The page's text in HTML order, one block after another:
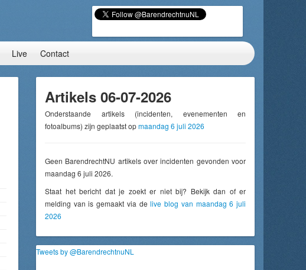
Live Contact
Artikels 06-07-2026
Onderstaande artikels (incidenten, evenementen en
fotoalbums) zijn geplaatst opmaandag 6 juli 2026
Geen BarendrechtNU artikels over incidenten gevonden voor
maandag 6 juli 2026.
Staat het bericht dat je zoekt er niet bij? Bekijk dan of er
melding van is gemaakt via delive blog van maandag 6 juli
2026
Tweets by @BarendrechtnuNL